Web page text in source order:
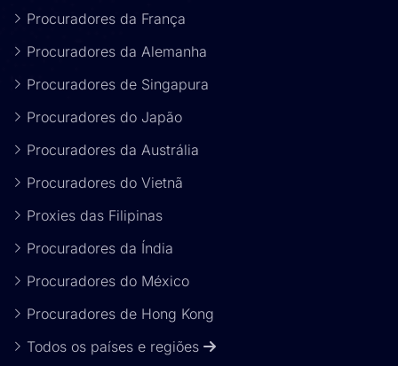
Procuradores da França
Procuradores da Alemanha
Procuradores de Singapura
Procuradores do Japão
Procuradores da Austrália
Procuradores do Vietnã
Proxies das Filipinas
Procuradores da Índia
Procuradores do México
Procuradores de Hong Kong
Todos os países e regiões